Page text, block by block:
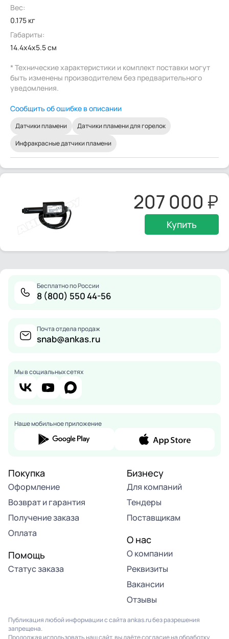
Вес:
0.175 кг
Габариты:
14.4x4x5.5 см
* Технические характеристики и комплект поставки могут
быть изменены производителем без предварительного
уведомления.
Сообщить об ошибке в описании
Датчики пламени
Датчики пламени для горелок
Инфракрасные датчики пламени
207 000
Купить
Бесплатно по России
8 (800) 550 44-56
Почта отдела продаж
snab@ankas.ru
Мы в социальных сетях
Наше мобильное приложение
Покупка
Оформление
Возврат и гарантия
Получение заказа
Оплата
Помощь
Статус заказа
Бизнесу
Для компаний
Тендеры
Поставщикам
О нас
О компании
Реквизиты
Вакансии
Отзывы
Публикация любой информации с сайта ankas.ru без разрешения
запрещена.
Продолжая использовать наш сайт, вы даёте согласие на обработку